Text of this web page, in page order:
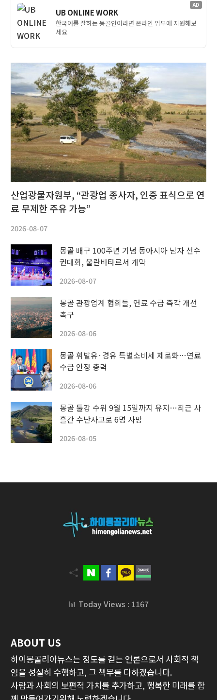
AD
UB ONLINE WORK
한국어를 잘하는 몽골인이라면 온라인 업무에 지원해보
세요
산업광물자원부, “관광업 종사자, 인증 표식으로 연
료 무제한 주유 가능”
2026-08-07
몽골 배구 100주년 기념 동아시아 남자 선수
권대회, 울란바타르서 개막
2026-08-07
몽골 관광업계 협회들, 연료 수급 즉각 개선
촉구
2026-08-06
몽골 휘발유·경유 특별소비세 제로화…연료
수급 안정 총력
2026-08-06
몽골 툴강 수위 9월 15일까지 유지…최근 사
흘간 수난사고로 6명 사망
2026-08-05
📊 Today Views : 1167
ABOUT US
하이몽골리아뉴스는 정도를 걷는 언론으로서 사회적 책
임을 성실히 수행하고, 그 책무를 다하겠습니다.
사람과 사회의 보편적 가치를 추가하고, 행복한 미래를 함